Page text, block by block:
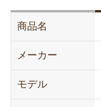
商品名
メーカー
モデル